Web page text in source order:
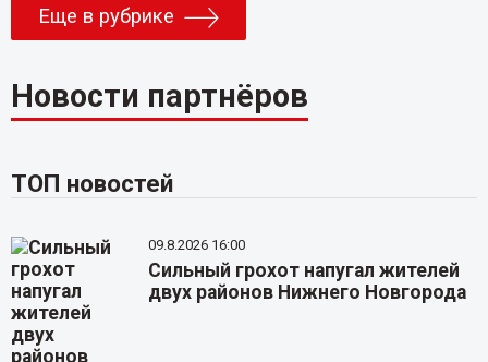
Еще в рубрике
Новости партнёров
ТОП новостей
09.8.2026 16:00
Сильный грохот напугал жителей
двух районов Нижнего Новгорода